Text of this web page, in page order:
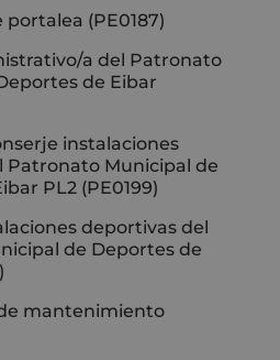
(PE0187)
a del Patronato
de Eibar
instalaciones
Patronato Municipal de
PL2 (PE0199)
deportivas del
de Deportes de
mantenimiento